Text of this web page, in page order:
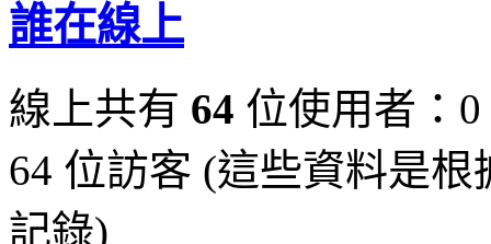
誰在線上
線上共有 64 位使用者：
64 位訪客 (這些資料是
記錄)